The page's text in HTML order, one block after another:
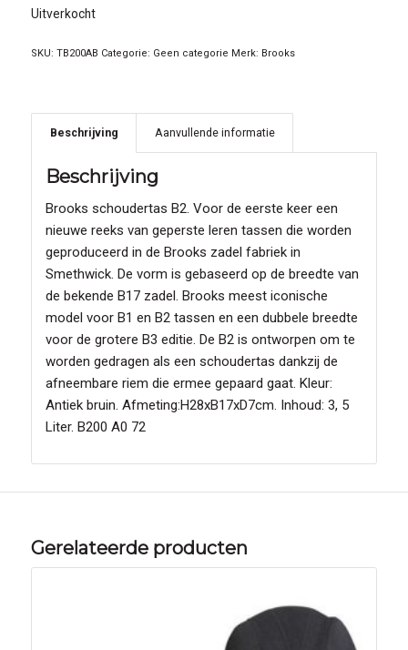
Uitverkocht
SKU: TB200AB Categorie: Geen categorie Merk: Brooks
Beschrijving Aanvullende informatie
Beschrijving
Brooks schoudertas B2. Voor de eerste keer een
nieuwe reeks van geperste leren tassen die worden
geproduceerd in de Brooks zadel fabriek in
Smethwick. De vorm is gebaseerd op de breedte van
de bekende B17 zadel. Brooks meest iconische
model voor B1 en B2 tassen en een dubbele breedte
voor de grotere B3 editie. De B2 is ontworpen om te
worden gedragen als een schoudertas dankzij de
afneembare riem die ermee gepaard gaat. Kleur:
Antiek bruin. Afmeting:H28xB17xD7cm. Inhoud: 3, 5
Liter. B200 A0 72
Gerelateerde producten